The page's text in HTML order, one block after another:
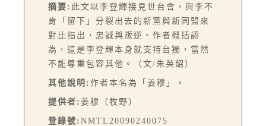
摘要: 此文以李登輝接見世台會，與李不
肯「留下」分裂出去的新黨與新同盟來
對比指出，忠誠與叛逆。作者概括認
為，這是李登輝本身就支持台獨，當然
不能尊重包容其他。（文/朱英韶）
其他說明: 作者本名為「姜穆」。
提供者: 姜穆（牧野）
登錄號: NMTL20090240075